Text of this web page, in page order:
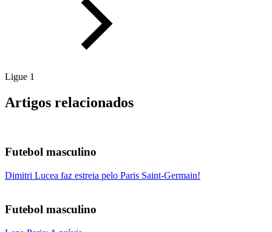
Ligue 1
Artigos relacionados
Futebol masculino
Dimitri Lucea faz estreia pelo Paris Saint-Germain!
Futebol masculino